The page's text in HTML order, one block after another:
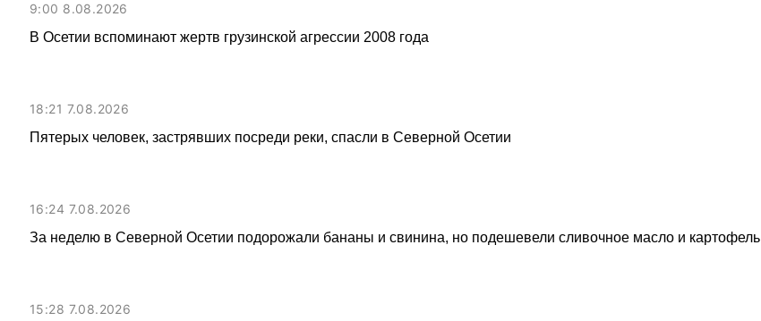
9:00 8.08.2026
В Осетии вспоминают жертв грузинской агрессии 2008 года
18:21 7.08.2026
Пятерых человек, застрявших посреди реки, спасли в Северной Осетии
16:24 7.08.2026
За неделю в Северной Осетии подорожали бананы и свинина, но подешевели сливочное масло и картофель
15:28 7.08.2026